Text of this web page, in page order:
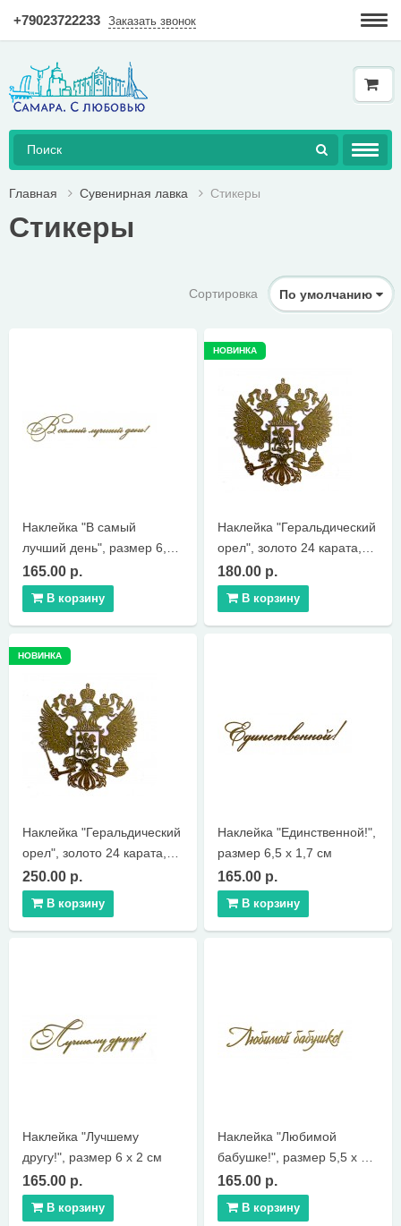
+79023722233 Заказать звонок
Гарантия
Доставка и оплата
Как купить в интернет-магазине?
AКЦИЯ!
КНИГИ
КОНТАКТЫ
Главная Сувенирная лавка Стикеры
Стикеры
Сортировка По умолчанию
Наклейка "В самый
лучший день", размер 6,4
х 1,5 см
165.00 р.
В корзину
НОВИНКА
Наклейка "Геральдический
орел", золото 24 карата,
диаметр 3 см
180.00 р.
В корзину
НОВИНКА
Наклейка "Геральдический
орел", золото 24 карата,
диаметр 4.5 см
250.00 р.
В корзину
Наклейка "Единственной!",
размер 6,5 х 1,7 см
165.00 р.
В корзину
Наклейка "Лучшему
другу!", размер 6 х 2 см
165.00 р.
В корзину
Наклейка "Любимой
бабушке!", размер 5,5 х 1
см
165.00 р.
В корзину